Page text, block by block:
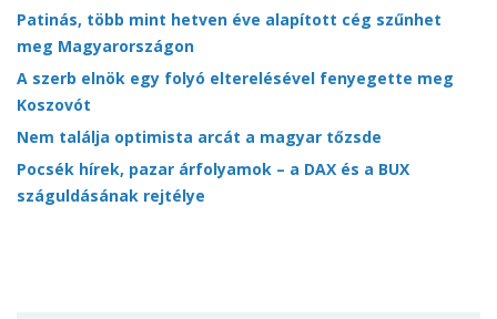
Patinás, több mint hetven éve alapított cég szűnhet
meg Magyarországon
A szerb elnök egy folyó elterelésével fenyegette meg
Koszovót
Nem találja optimista arcát a magyar tőzsde
Pocsék hírek, pazar árfolyamok – a DAX és a BUX
száguldásának rejtélye